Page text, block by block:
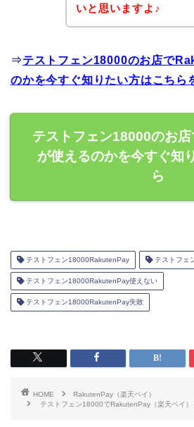
いと思いますよ♪
⇒テストフェン18000のお店で
のかを今すぐ知りたい方はこちら
テストフェン18000のお
が使えるのかを今すぐ知
ら
テストフェン18000RakutenPay テストフェ
テストフェン18000RakutenPay使えない
テストフェン18000RakutenPay失敗
HOME
RakutenPay（楽天ペイ）
テストフェン18000でRakutenPay（楽天ペイ）